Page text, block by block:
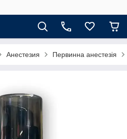
Анестезия Первинна анестезія